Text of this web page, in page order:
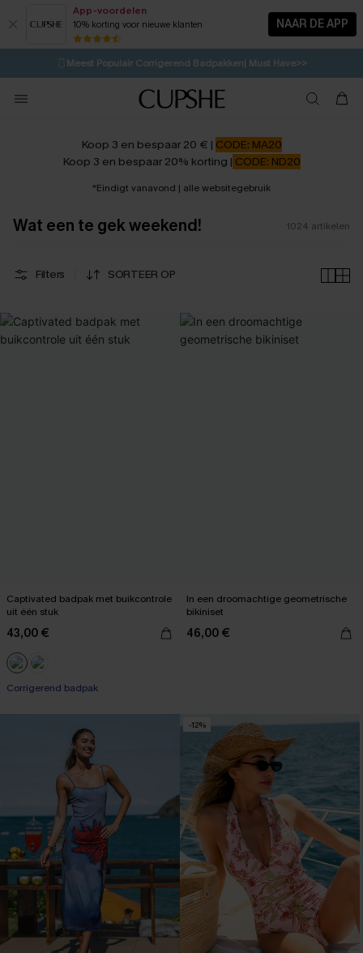
App-voordelen
10% korting voor nieuwe klanten NAAR DE APP
⚡️LAATSTE KANS | Tot 50% korting>>
🩱Meest Populair Corrigerend Badpakken| Must Have>>
💌Abonneer je & ontvang tot 15% korting>>
Koop 3, krijg 15% korting | CODE: SW15
Koop 3 en bespaar 20 € | CODE: MA20
Koop 3 en bespaar 20% korting | CODE: ND20
*Eindigt vanavond | alle websitegebruik
Wat een te gek weekend! 1024 artikelen
Filters SORTEER OP
Captivated badpak met buikcontrole
uit één stuk
43,00 €
Corrigerend badpak
In een droomachtige geometrische
bikiniset
46,00 €
-12%